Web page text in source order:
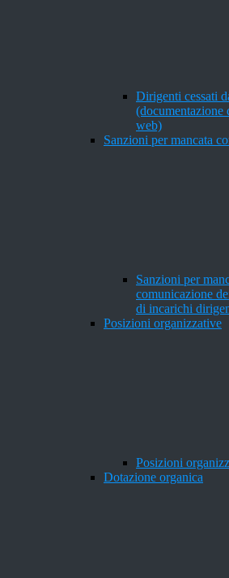
Dirigenti cessati
(documentazione
web)
Sanzioni per mancata
Sanzioni per
comunicazione
di incarichi
Posizioni organizzative
Posizioni
Dotazione organica